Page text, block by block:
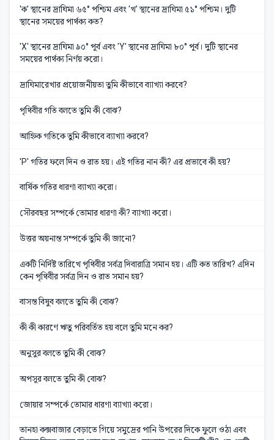
'ক' স্থানের দ্রাঘিমা ৬৫° পশ্চিম এবং 'খ' স্থানের দ্রাঘিমা ৫১° পশ্চিম। দুটি
স্থানের সময়ের পার্থক্য কত?
'X' স্থানের দ্রাঘিমা ৯০° পূর্ব এবং 'Y' স্থানের দ্রাঘিমা ৮০° পূর্ব। দুটি স্থানের
সময়ের পার্থক্য নির্ণয় করো।
দ্রাঘিমারেখার প্রয়োজনীয়তা তুমি কীভাবে ব্যাখ্যা করবে?
পৃথিবীর গতি বলতে তুমি কী বোঝ?
আহ্নিক গতিকে তুমি কীভাবে ব্যাখ্যা করবে?
'P' গতির ফলে দিন ও রাত হয়। এই গতির নান কী? এর প্রভাবে কী হয়?
বার্ষিক গতির ধারণা ব্যাখ্যা করো।
সৌরবছর সম্পর্কে তোমার ধারণা কী? ব্যাখ্যা করো।
উত্তর অয়নান্ত সম্পর্কে তুমি কী জানো?
একটি নির্দিষ্ট তারিখে পৃথিবীর সর্বত্র দিবারাত্রি সমান হয়। এটি কত তারিখ? এদিন
কেন পৃথিবীর সর্বত্র দিন ও রাত সমান হয়?
বাসন্ত বিষুব বলতে তুমি কী বোঝ?
কী কী কারণে ঋতু পরিবর্তিত হয় বলে তুমি মনে কর?
অনুসুর বলতে তুমি কী বোঝ?
অপসূর বলতে তুমি কী বোঝ?
জোয়ার সম্পর্কে তোমার ধারণা ব্যাখ্যা করো।
তানহা কক্সবাজার বেড়াতে গিয়ে সমুদ্রের পানি উপরের দিকে ফুলে ওঠা এবং